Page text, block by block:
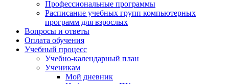
Профессиональные программы
Расписание учебных групп компьютерных
программ для взрослых
Вопросы и ответы
Оплата обучения
Учебный процесс
Учебно-календарный план
Ученикам
Мой дневник